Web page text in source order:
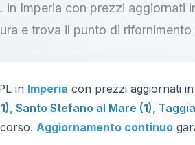
Imperia con prezzi aggiornati
e trova il punto di
in Imperia con prezzi aggiornati
, Santo Stefano al Mare (1),
Aggiornamento continuo